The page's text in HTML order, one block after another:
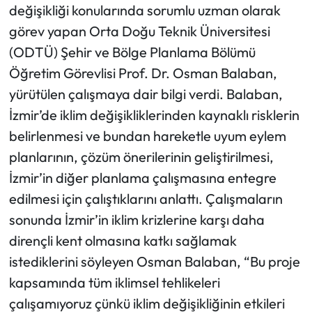
değişikliği konularında sorumlu uzman olarak
görev yapan Orta Doğu Teknik Üniversitesi
(ODTÜ) Şehir ve Bölge Planlama Bölümü
Öğretim Görevlisi Prof. Dr. Osman Balaban,
yürütülen çalışmaya dair bilgi verdi. Balaban,
İzmir’de iklim değişikliklerinden kaynaklı risklerin
belirlenmesi ve bundan hareketle uyum eylem
planlarının, çözüm önerilerinin geliştirilmesi,
İzmir’in diğer planlama çalışmasına entegre
edilmesi için çalıştıklarını anlattı. Çalışmaların
sonunda İzmir’in iklim krizlerine karşı daha
dirençli kent olmasına katkı sağlamak
istediklerini söyleyen Osman Balaban, “Bu proje
kapsamında tüm iklimsel tehlikeleri
çalışamıyoruz çünkü iklim değişikliğinin etkileri